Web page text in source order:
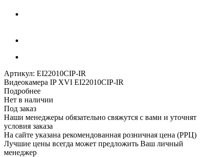
Артикул: EI22010CIP-IR
Видеокамера IP XVI EI22010CIP-IR
Подробнее
Нет в наличии
Под заказ
Наши менеджеры обязательно свяжутся с вами и уточнят
условия заказа
На сайте указана рекомендованная розничная цена (РРЦ)
Лучшие цены всегда может предложить Ваш личный
менеджер